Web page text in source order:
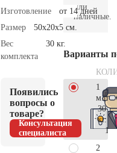
Изготовление
от 14 дней
Размер
50х20х5 см.
Вес
комплекта
30 кг.
Появились
вопросы о
товаре?
Консультация
специалиста
или
наличные.
Варианты
1
м.п.
30
кг.
2